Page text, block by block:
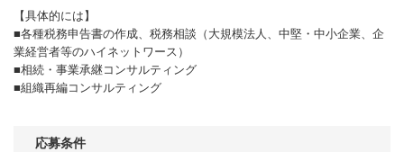
【具体的には】
■各種税務申告書の作成、税務相談（大規模法人、中堅・中小企業、企
業経営者等のハイネットワース）
■相続・事業承継コンサルティング
■組織再編コンサルティング
応募条件